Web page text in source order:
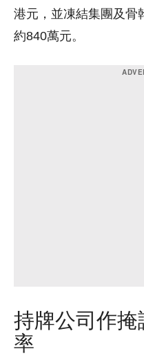
港元，並凍結集團及骨
約840萬元。
持牌公司作
率